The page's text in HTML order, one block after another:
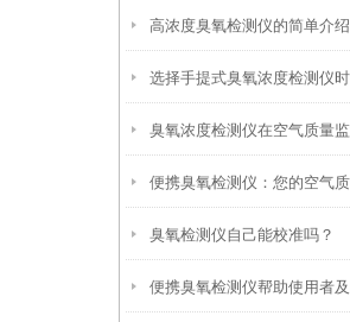
高浓度臭氧检测仪的简单介绍
臭氧检测仪自己能校准吗？